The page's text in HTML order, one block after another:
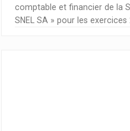
comptable et financier de la
SNEL SA » pour les